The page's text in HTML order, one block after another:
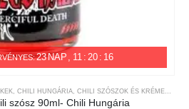
23NAP 11 : 20 : 16
CHILI HUNGÁRIA CHILI SZÓSZOK ÉS KRÉMEK
szósz 90ml- Chili Hungária